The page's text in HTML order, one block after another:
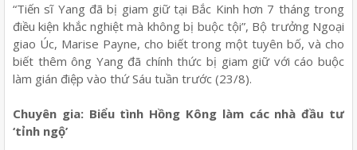
“Tiến sĩ Yang đã bị giam giữ tại Bắc Kinh hơn 7 tháng trong
điều kiện khắc nghiệt mà không bị buộc tội”, Bộ trưởng Ngoại
giao Úc, Marise Payne, cho biết trong một tuyên bố, và cho
biết thêm ông Yang đã chính thức bị giam giữ với cáo buộc
làm gián điệp vào thứ Sáu tuần trước (23/8).
Chuyên gia: Biểu tình Hồng Kông làm các nhà đầu tư
‘tỉnh ngộ’